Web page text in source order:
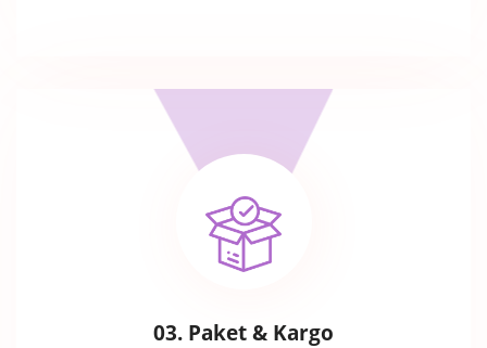
03. Paket & Kargo